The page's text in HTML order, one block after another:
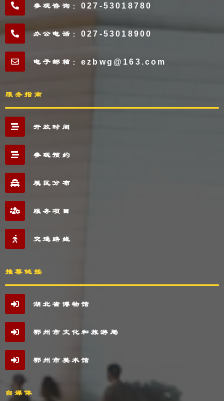
参观咨询：027-53018780
办公电话：027-53018900
电子邮箱：ezbwg@163.com
服务指南
开放时间
参观预约
展区分布
服务项目
交通路线
推荐链接
湖北省博物馆
鄂州市文化和旅游局
鄂州市美术馆
自媒体